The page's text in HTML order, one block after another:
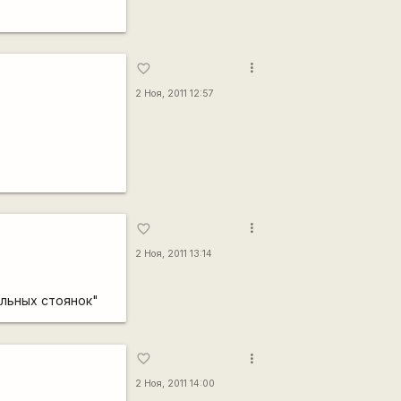
favorite_border
2 Ноя, 2011 12:57
more_vert
стоянок"
favorite_border
2 Ноя, 2011 13:14
more_vert
favorite_border
2 Ноя, 2011 14:00
more_vert